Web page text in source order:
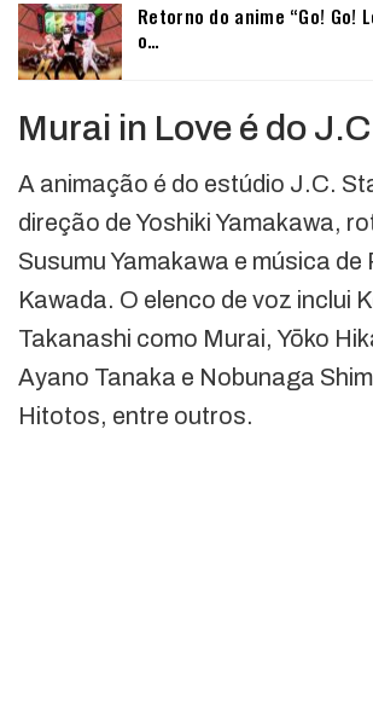
Retorno do anime “Go! Go!
o…
Murai in Love é do
A animação é do estúdio J.C.
direção de Yoshiki Yamakawa,
Susumu Yamakawa e música de
Kawada. O elenco de voz inclui
Takanashi como Murai, Yōko
Ayano Tanaka e Nobunaga
Hitotos, entre outros.